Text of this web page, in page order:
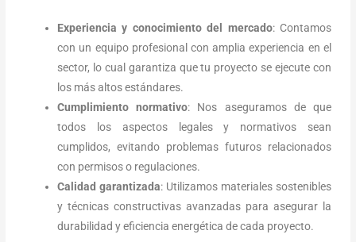
Experiencia y conocimiento del mercado: Contamos
con un equipo profesional con amplia experiencia en el
sector, lo cual garantiza que tu proyecto se ejecute con
los más altos estándares.
Cumplimiento normativo: Nos aseguramos de que
todos los aspectos legales y normativos sean
cumplidos, evitando problemas futuros relacionados
con permisos o regulaciones.
Calidad garantizada: Utilizamos materiales sostenibles
y técnicas constructivas avanzadas para asegurar la
durabilidad y eficiencia energética de cada proyecto.